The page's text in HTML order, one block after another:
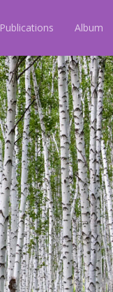
Publications Album